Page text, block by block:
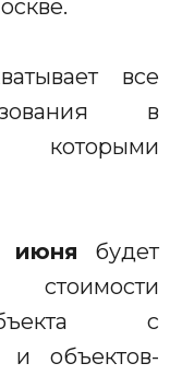
все
в
которыми
июня будет
стоимости
с
и объектов-